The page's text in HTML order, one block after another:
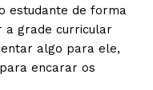
estudante de forma
a grade curricular
algo para ele,
encarar os